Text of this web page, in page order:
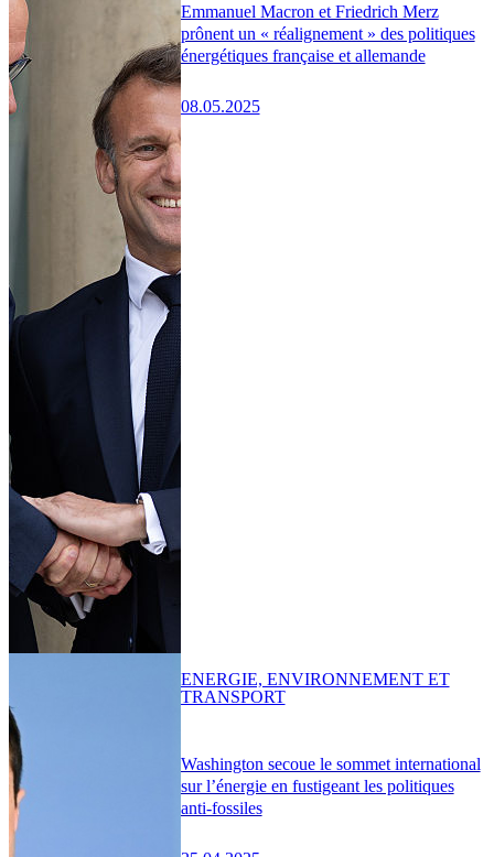
Emmanuel Macron et Friedrich Merz
prônent un « réalignement » des politiques
énergétiques française et allemande
08.05.2025
Washington secoue le sommet international
sur l’énergie en fustigeant les politiques
anti-fossiles
ENERGIE, ENVIRONNEMENT ET
TRANSPORT